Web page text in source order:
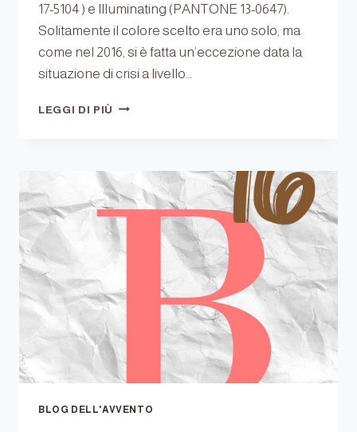
17-5104 ) e Illuminating (PANTONE 13-0647).
Solitamente il colore scelto era uno solo, ma
come nel 2016, si è fatta un’eccezione data la
situazione di crisi a livello…
LEGGI DI PIÙ IL
GIALLO
BLOG DELL'AVVENTO